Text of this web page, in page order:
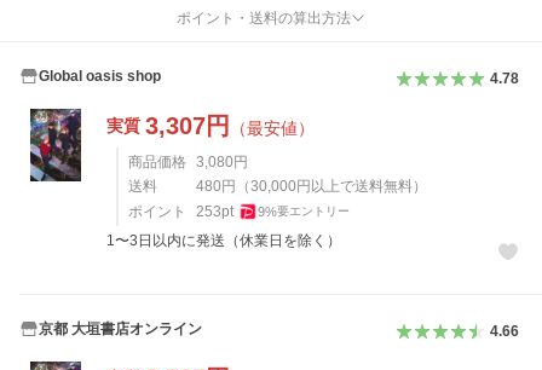
ポイント・送料の算出方法
Global oasis shop 4.78
実質 3,307円 （最安値）
商品価格 3,080 円
送料
480 円 （30,000 円以上で送料無料）
ポイント
253pt 9%要エントリー
1〜3日以内に発送（休業日を除く）
京都 大垣書店オンライン 4.66